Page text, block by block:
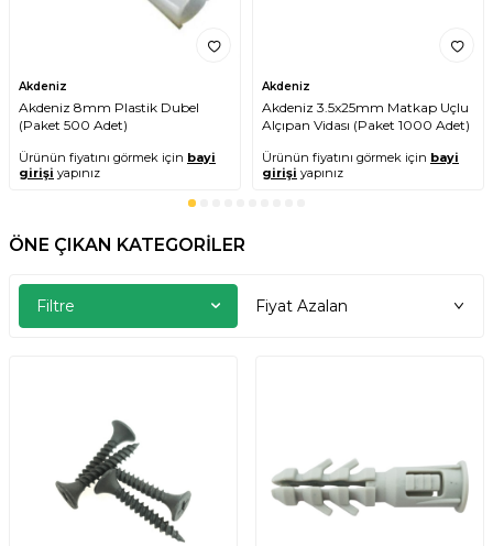
Akdeniz
Akdeniz 8mm Plastik Dubel
(Paket 500 Adet)
Ürünün fiyatını görmek için bayi
girişi yapınız
Akdeniz
Akdeniz 3.5x25mm Matkap Uçlu
Alçıpan Vidası (Paket 1000 Adet)
Ürünün fiyatını görmek için bayi
girişi yapınız
ÖNE ÇIKAN KATEGORİLER
Filtre